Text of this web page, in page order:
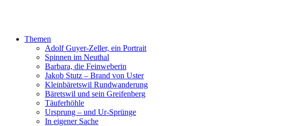
Themen
Adolf Guyer-Zeller, ein Portrait
Spinnen im Neuthal
Barbara, die Feinweberin
Jakob Stutz – Brand von Uster
Kleinbäretswil Rundwanderung
Bäretswil und sein Greifenberg
Täuferhöhle
Ursprung – und Ur-Sprünge
In eigener Sache